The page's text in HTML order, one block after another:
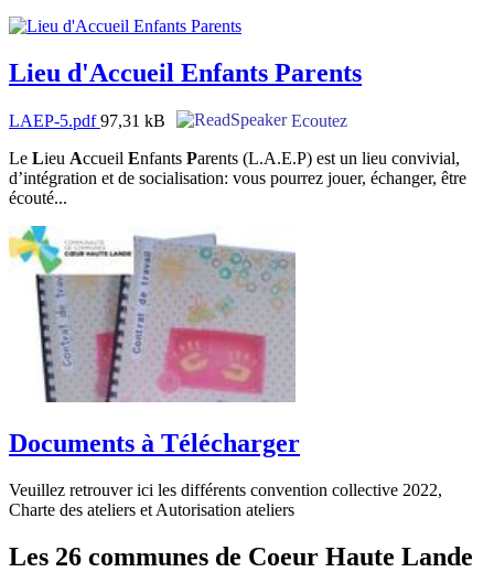
Lieu d'Accueil Enfants Parents
LAEP-5.pdf97,31 kB
Ecoutez
Le Lieu Accueil Enfants Parents (L.A.E.P) est un lieu convivial,
d’intégration et de socialisation: vous pourrez jouer, échanger, être
écouté...
Documents à Télécharger
Veuillez retrouver ici les différents convention collective 2022,
Charte des ateliers et Autorisation ateliers
Les 26 communes de Coeur Haute Lande